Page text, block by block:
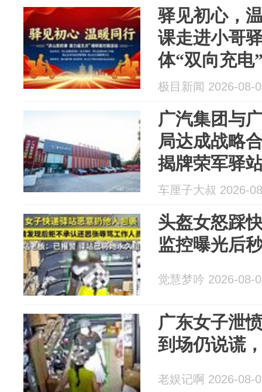
驿见初心，
课走进小哥
体“双向充电
极目新闻 2026-08-
广汽集团与
局达成战略
揭牌荣军驿
车厘子大叔 2026-
头盔女怒踩
监控曝光后
觉慧梦吟 2026-08-
广东女子泄
到场仍说谎
老娱记啊 2026-08-